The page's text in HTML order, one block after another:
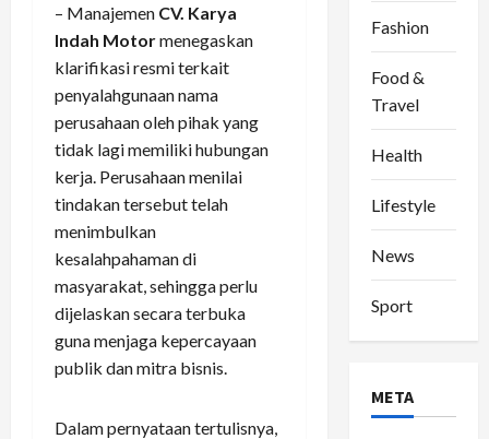
– Manajemen CV. Karya
Indah Motormenegaskan
klarifikasi resmi terkait
penyalahgunaan nama
perusahaan oleh pihak yang
tidak lagi memiliki hubungan
kerja. Perusahaan menilai
tindakan tersebut telah
menimbulkan
kesalahpahaman di
masyarakat, sehingga perlu
dijelaskan secara terbuka
guna menjaga kepercayaan
publik dan mitra bisnis.
Dalam pernyataan tertulisnya,
Fashion
Food &
Travel
Health
Lifestyle
News
Sport
META